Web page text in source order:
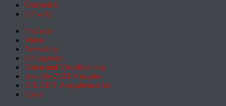
Österreich
Schweiz
Podcasts
Video
Newsletter
Schlagzeilen
Daten und Visualisierung
Aktuelle ZEIT-Ausgabe
DIE ZEIT Ausgabenarchiv
Spiele